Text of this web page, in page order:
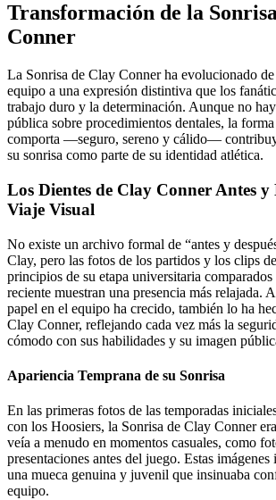
Transformación de la
Conner
La Sonrisa de Clay Conner ha evolucionado de
equipo a una expresión distintiva que los
trabajo duro y la determinación. Aunque no
pública sobre procedimientos dentales, la
comporta —seguro, sereno y cálido—
su sonrisa como parte de su identidad atlética.
Los Dientes de Clay Conner Antes y
Viaje Visual
No existe un archivo formal de “antes y
Clay, pero las fotos de los partidos y los clips
principios de su etapa universitaria
reciente muestran una presencia más relajada.
papel en el equipo ha crecido, también lo ha
Clay Conner, reflejando cada vez más la
cómodo con sus habilidades y su imagen
Apariencia Temprana de su Sonrisa
En las primeras fotos de las temporadas
con los Hoosiers, la Sonrisa de Clay Conner
veía a menudo en momentos casuales, como
presentaciones antes del juego. Estas imágenes
una mueca genuina y juvenil que insinuaba
equipo.